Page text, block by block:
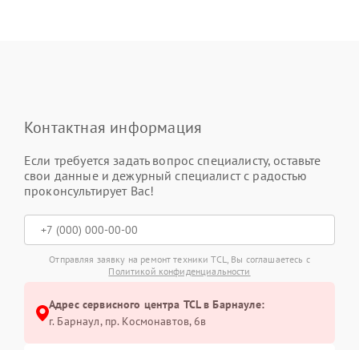
Контактная информация
Если требуется задать вопрос специалисту, оставьте
свои данные и дежурный специалист с радостью
проконсультирует Вас!
Отправляя заявку на ремонт техники TCL, Вы соглашаетесь с
Политикой конфиденциальности
Адрес сервисного центра TCL в Барнауле:
г. Барнаул, ​пр. Космонавтов, 6в